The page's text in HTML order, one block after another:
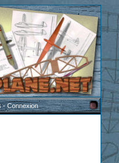
-Connexion